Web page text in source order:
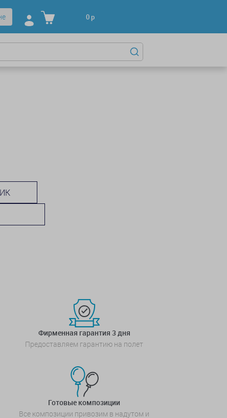
0р
Фирменная гарантия 3 дня
Предоставляем гарантию на полет
Готовые композиции
Все композиции привозим в надутом и